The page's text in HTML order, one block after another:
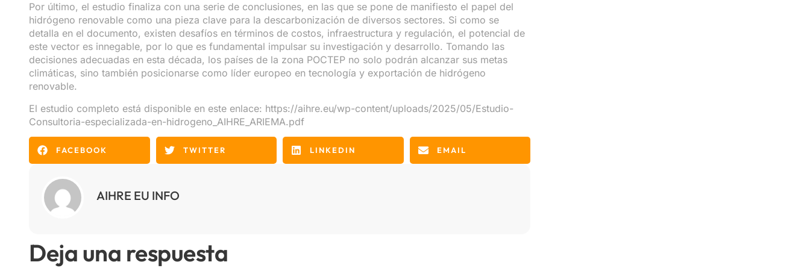
Por último, el estudio finaliza con una serie de conclusiones, en las que se pone de manifiesto el papel del
hidrógeno renovable como una pieza clave para la descarbonización de diversos sectores. Si como se
detalla en el documento, existen desafíos en términos de costos, infraestructura y regulación, el potencial de
este vector es innegable, por lo que es fundamental impulsar su investigación y desarrollo. Tomando las
decisiones adecuadas en esta década, los países de la zona POCTEP no solo podrán alcanzar sus metas
climáticas, sino también posicionarse como líder europeo en tecnología y exportación de hidrógeno
renovable.
El estudio completo está disponible en este enlace: https://aihre.eu/wp-content/uploads/2025/05/Estudio-
Consultoria-especializada-en-hidrogeno_AIHRE_ARIEMA.pdf
FACEBOOK TWITTER LINKEDIN EMAIL
AIHRE EU INFO
Deja una respuesta